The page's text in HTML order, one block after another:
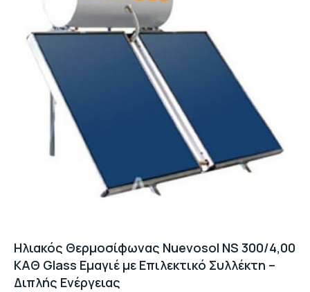
Ηλιακός Θερμοσίφωνας Nuevosol NS 300/4,00
ΚΑΘ Glass Εμαγιέ με Επιλεκτικό Συλλέκτη –
Διπλής Ενέργειας